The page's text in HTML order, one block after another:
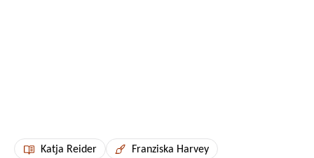
Katja Reider Franziska Harvey